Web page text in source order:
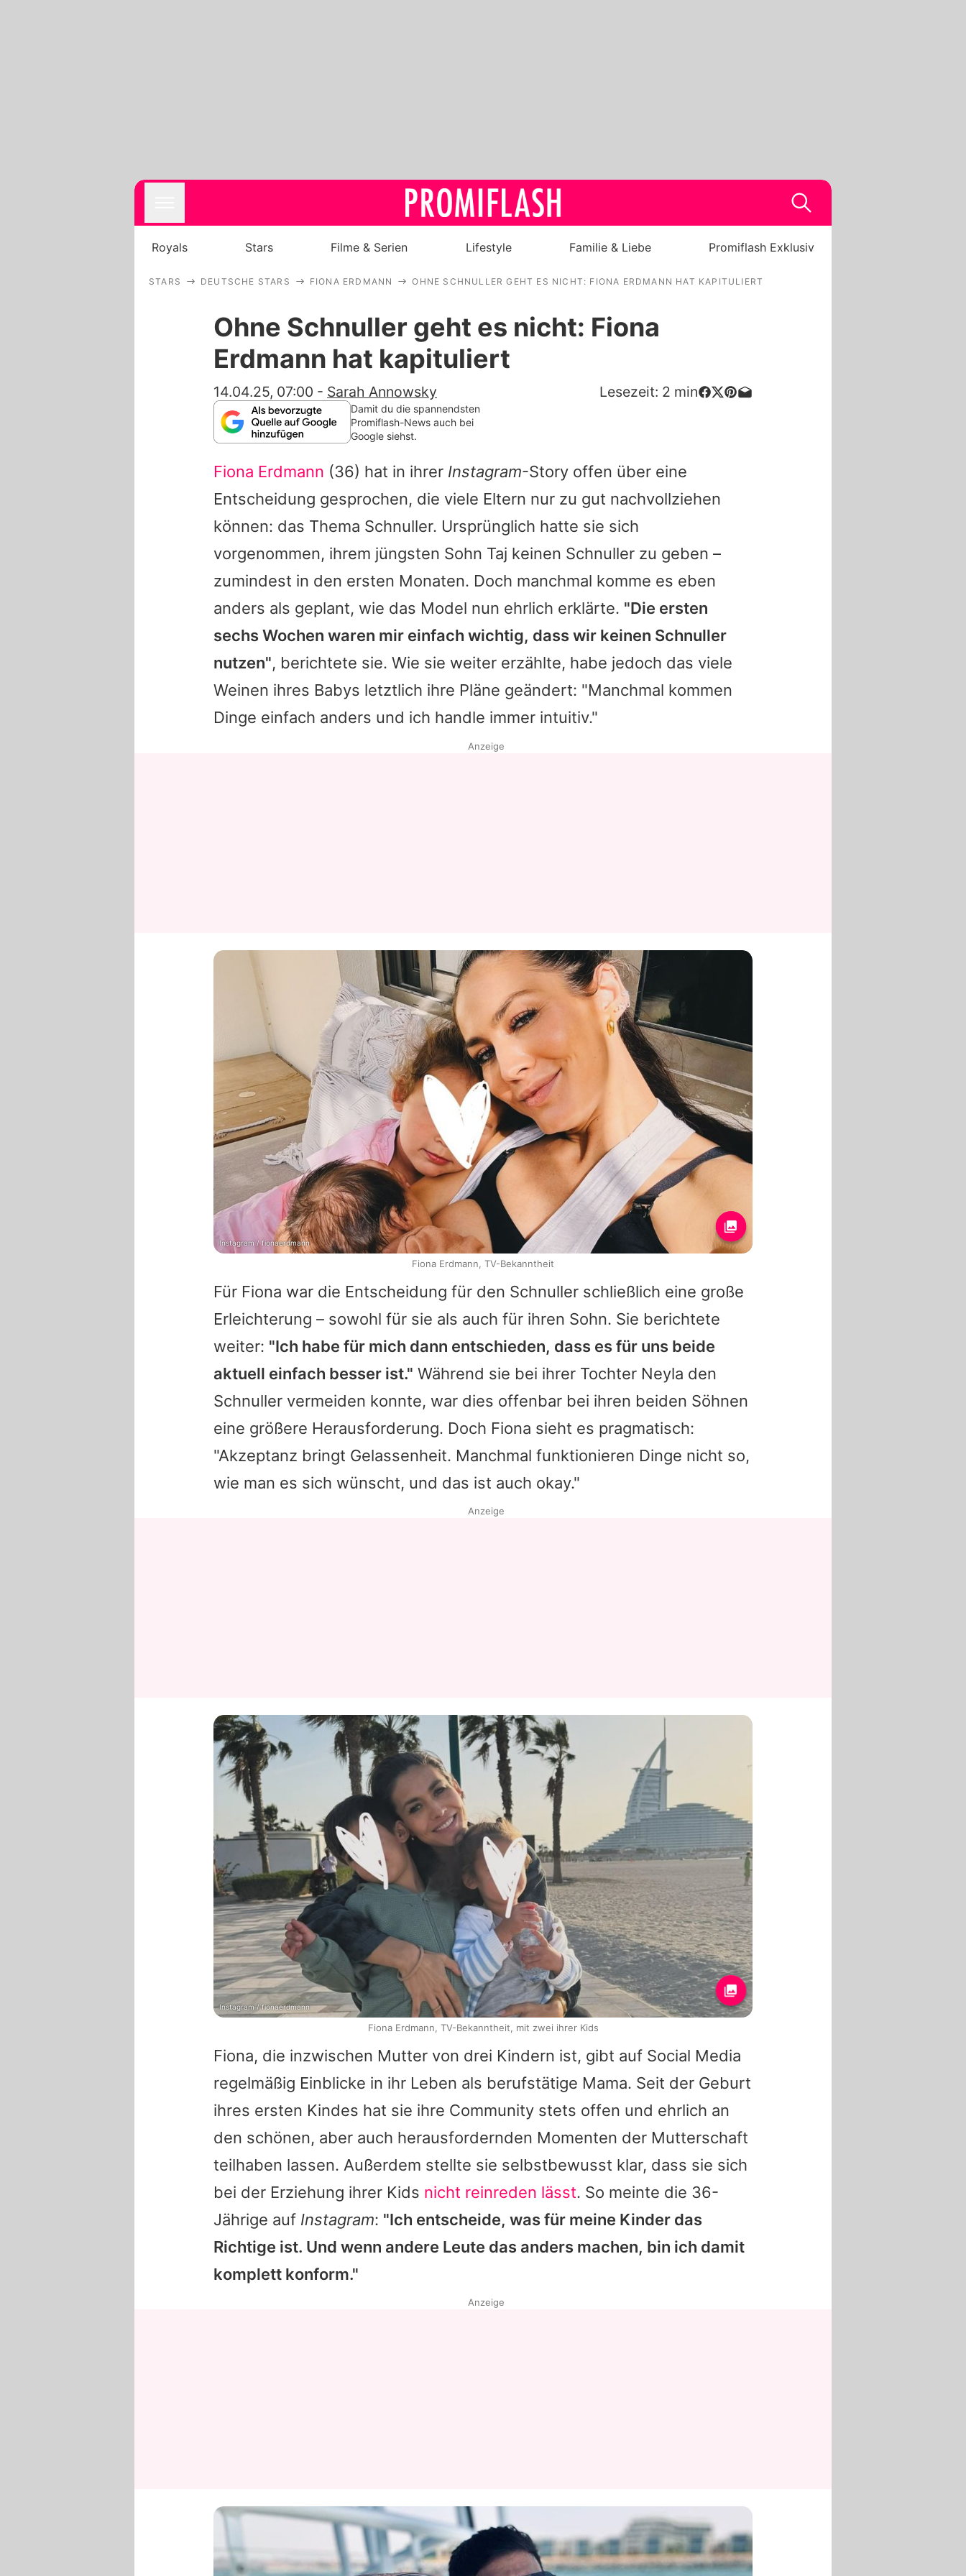
Royals
Stars
Filme & Serien
Familie & Liebe
Alle Themen auf Promiflash
App runterladen
Team
Redaktionelle Richtlinien
Impressum
Datenschutzerklärung
Nutzungsbedingungen
Royals Stars Filme & Serien Lifestyle Familie & Liebe Promiflash Exklusiv
STARS DEUTSCHE STARS FIONA ERDMANN OHNE SCHNULLER GEHT ES NICHT: FIONA ERDMANN HAT KAPITULIERT
Ohne Schnuller geht es nicht: Fiona
Erdmann hat kapituliert
14.04.25, 07:00 - Sarah Annowsky Lesezeit: 2 min
Damit du die spannendsten
Promiflash-News auch bei
Google siehst.
Fiona Erdmann (36) hat in ihrer Instagram-Story offen über eine
Entscheidung gesprochen, die viele Eltern nur zu gut nachvollziehen
können: das Thema Schnuller. Ursprünglich hatte sie sich
vorgenommen, ihrem jüngsten Sohn Taj keinen Schnuller zu geben –
zumindest in den ersten Monaten. Doch manchmal komme es eben
anders als geplant, wie das Model nun ehrlich erklärte. "Die ersten
sechs Wochen waren mir einfach wichtig, dass wir keinen Schnuller
nutzen", berichtete sie. Wie sie weiter erzählte, habe jedoch das viele
Weinen ihres Babys letztlich ihre Pläne geändert: "Manchmal kommen
Dinge einfach anders und ich handle immer intuitiv."
Für Fiona war die Entscheidung für den Schnuller schließlich eine große
Erleichterung – sowohl für sie als auch für ihren Sohn. Sie berichtete
weiter: "Ich habe für mich dann entschieden, dass es für uns beide
aktuell einfach besser ist." Während sie bei ihrer Tochter Neyla den
Schnuller vermeiden konnte, war dies offenbar bei ihren beiden Söhnen
eine größere Herausforderung. Doch Fiona sieht es pragmatisch:
"Akzeptanz bringt Gelassenheit. Manchmal funktionieren Dinge nicht so,
wie man es sich wünscht, und das ist auch okay."
Fiona, die inzwischen Mutter von drei Kindern ist, gibt auf Social Media
regelmäßig Einblicke in ihr Leben als berufstätige Mama. Seit der Geburt
ihres ersten Kindes hat sie ihre Community stets offen und ehrlich an
den schönen, aber auch herausfordernden Momenten der Mutterschaft
teilhaben lassen. Außerdem stellte sie selbstbewusst klar, dass sie sich
bei der Erziehung ihrer Kids nicht reinreden lässt. So meinte die 36-
Jährige auf Instagram: "Ich entscheide, was für meine Kinder das
Richtige ist. Und wenn andere Leute das anders machen, bin ich damit
komplett konform."
Anzeige
Instagram / fionaerdmann
Fiona Erdmann, TV-Bekanntheit
Anzeige
Instagram / fionaerdmann
Fiona Erdmann, TV-Bekanntheit, mit zwei ihrer Kids
Anzeige